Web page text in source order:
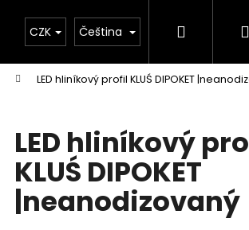
Kalkulačka
CZK Čeština Hledat
LED hliníkový profil KLUŚ DIPOKET
LED hliníkový
KLUŚ DIPOKET
|neanodizovaný